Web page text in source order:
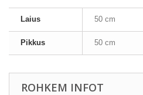
Laius 50 cm
Pikkus 50 cm
ROHKEM INFOT